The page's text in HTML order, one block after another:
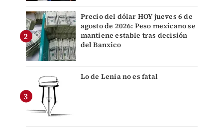
Precio del dólar HOY jueves 6 de
agosto de 2026: Peso mexicano se
mantiene estable tras decisión
del Banxico
Lo de Lenia no es fatal